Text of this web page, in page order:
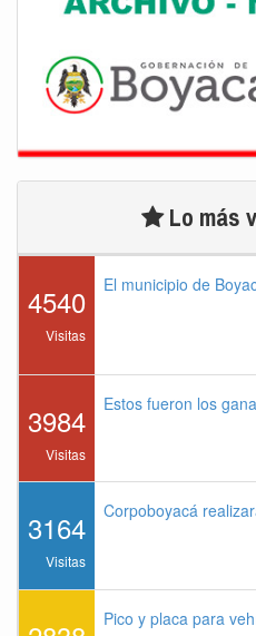
Lo más
4540
Visitas
El municipio de
3984
Visitas
Estos fueron los
3164
Visitas
Corpoboyacá
Pico y placa para